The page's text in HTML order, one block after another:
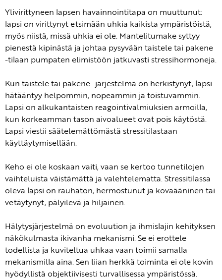
Ylivirittyneen lapsen havainnointitapa on muuttunut:
lapsi on virittynyt etsimään uhkia kaikista ympäristöistä,
myös niistä, missä uhkia ei ole. Mantelitumake syttyy
pienestä kipinästä ja johtaa pysyvään taistele tai pakene
-tilaan pumpaten elimistöön jatkuvasti stressihormoneja.
Kun taistele tai pakene -järjestelmä on herkistynyt, lapsi
hätääntyy helpommin, nopeammin ja toistuvammin.
Lapsi on alkukantaisten reagointivalmiuksien armoilla,
kun korkeamman tason aivoalueet ovat pois käytöstä.
Lapsi viestii säätelemättömästä stressitilastaan
käyttäytymisellään.
Keho ei ole koskaan vaiti, vaan se kertoo tunnetilojen
vaihteluista väistämättä ja valehtelematta. Stressitilassa
oleva lapsi on rauhaton, hermostunut ja kovaääninen tai
vetäytynyt, pälyilevä ja hiljainen.
Hälytysjärjestelmä on evoluution ja ihmislajin kehityksen
näkökulmasta ikivanha mekanismi. Se ei erottele
todellista ja kuviteltua uhkaa vaan toimii samalla
mekanismilla aina. Sen liian herkkä toiminta ei ole kovin
hyödyllistä objektiivisesti turvallisessa ympäristössä.